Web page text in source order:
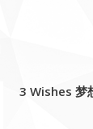
3 Wishes 梦